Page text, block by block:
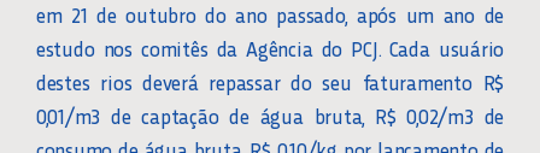
em 21 de outubro do ano passado, após um ano de
estudo nos comitês da Agência do PCJ. Cada usuário
destes rios deverá repassar do seu faturamento R$
0,01/m3 de captação de água bruta, R$ 0,02/m3 de